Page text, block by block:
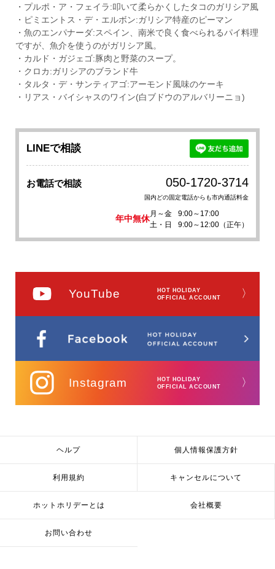
・プルポ・ア・フェイラ:叩いて柔らかくしたタコのガリシア風
・ピミエントス・デ・エルボン:ガリシア特産のピーマン
・魚のエンパナーダ:スペイン、南米で良く食べられるパイ料理
ですが、魚介を使うのがガリシア風。
・カルド・ガジェゴ:豚肉と野菜のスープ。
・クロカ:ガリシアのブランド牛
・タルタ・デ・サンティアゴ:アーモンド風味のケーキ
・リアス・バイシャスのワイン(白ブドウのアルバリーニョ)
LINEで相談
お電話で相談 050-1720-3714
国内どの固定電話からも市内通話料金
年中無休
月～金
9:00～17:00
土・日
9:00～12:00（正午）
YouTube
HOT HOLIDAY
OFFICIAL ACCOUNT
〉
Instagram
HOT HOLIDAY
OFFICIAL ACCOUNT
〉
ヘルプ 個人情報保護方針
利用規約 キャンセルについて
ホットホリデーとは 会社概要
お問い合わせ